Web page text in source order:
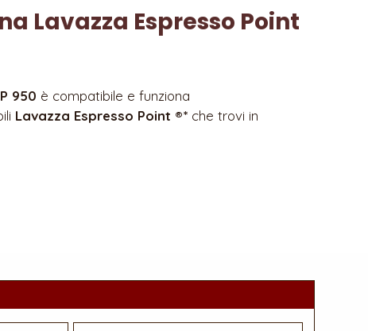
Lavazza Espresso Point
950 è compatibile e funziona
Lavazza Espresso Point ®* che trovi in